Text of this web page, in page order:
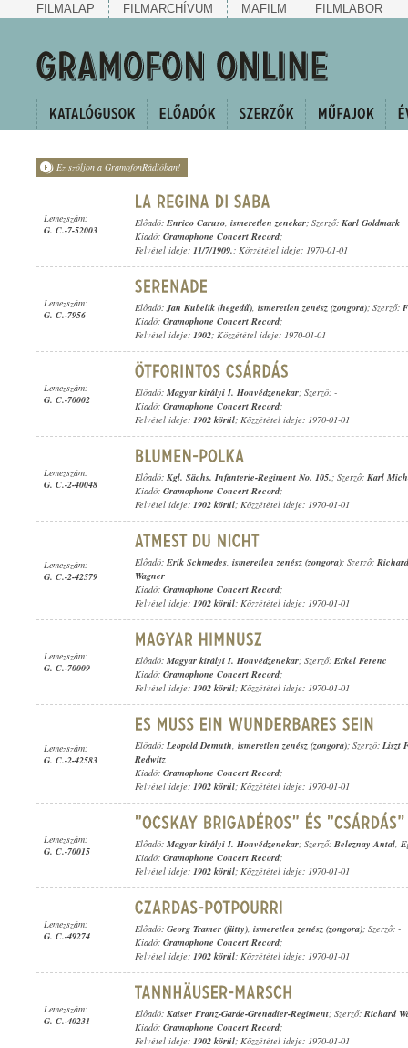
FILMALAP FILMARCHÍVUM MAFILM FILMLABOR
Ez szóljon a GramofonRádióban!
Lemezszám:
G. C.-7-52003
Előadó: Enrico Caruso, ismeretlen zenekar; Szerző: Karl Goldmark
Kiadó: Gramophone Concert Record;
Felvétel ideje: 11/7/1909.; Közzététel ideje: 1970-01-01
Lemezszám:
G. C.-7956
Előadó:Jan Kubelik (hegedű), ismeretlen zenész (zongora); Szerző:
Kiadó: Gramophone Concert Record;
Felvétel ideje: 1902; Közzététel ideje: 1970-01-01
Lemezszám:
G. C.-70002
Előadó: Magyar királyi I. Honvédzenekar; Szerző: -
Kiadó: Gramophone Concert Record;
Felvétel ideje: 1902 körül; Közzététel ideje: 1970-01-01
Lemezszám:
G. C.-2-40048
Előadó: Kgl. Sächs. Infanterie-Regiment No. 105.; Szerző: Karl
Kiadó: Gramophone Concert Record;
Felvétel ideje: 1902 körül; Közzététel ideje: 1970-01-01
Lemezszám:
G. C.-2-42579
Előadó: Erik Schmedes, ismeretlen zenész (zongora); Szerző:
Wagner
Kiadó: Gramophone Concert Record;
Felvétel ideje: 1902 körül; Közzététel ideje: 1970-01-01
Lemezszám:
G. C.-70009
Előadó: Magyar királyi I. Honvédzenekar; Szerző: Erkel Ferenc
Kiadó: Gramophone Concert Record;
Felvétel ideje: 1902 körül; Közzététel ideje: 1970-01-01
Lemezszám:
G. C.-2-42583
Előadó: Leopold Demuth, ismeretlen zenész (zongora); Szerző: Liszt
Redwitz
Kiadó: Gramophone Concert Record;
Felvétel ideje: 1902 körül; Közzététel ideje: 1970-01-01
Lemezszám:
G. C.-70015
Előadó: Magyar királyi I. Honvédzenekar; Szerző: Beleznay Antal,
Kiadó: Gramophone Concert Record;
Felvétel ideje: 1902 körül; Közzététel ideje: 1970-01-01
Lemezszám:
G. C.-49274
Előadó: Georg Tramer (fütty), ismeretlen zenész (zongora); Szerző: -
Kiadó: Gramophone Concert Record;
Felvétel ideje: 1902 körül; Közzététel ideje: 1970-01-01
Lemezszám:
G. C.-40231
Előadó: Kaiser Franz-Garde-Grenadier-Regiment; Szerző: Richard
Kiadó: Gramophone Concert Record;
Felvétel ideje: 1902 körül; Közzététel ideje: 1970-01-01